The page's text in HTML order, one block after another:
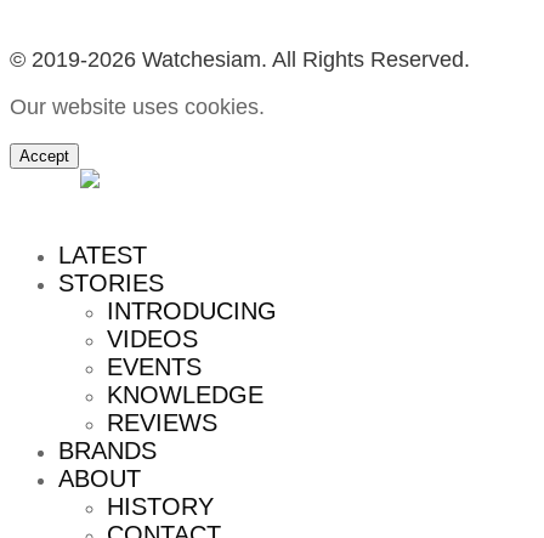
© 2019-2026 Watchesiam. All Rights Reserved.
Our website uses cookies.
Accept
LATEST
STORIES
INTRODUCING
VIDEOS
EVENTS
KNOWLEDGE
REVIEWS
BRANDS
ABOUT
HISTORY